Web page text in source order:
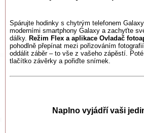
Spárujte hodinky s chytrým telefonem
moderními smartphony Galaxy a zachyťte
dálky. Režim Flex a aplikace Ovladač
pohodlně přepínat mezi pořizováním
oddálit záběr – to vše z vašeho zápěstí.
tlačítko závěrky a pořiďte snímek.
Naplno vyjádří vaši